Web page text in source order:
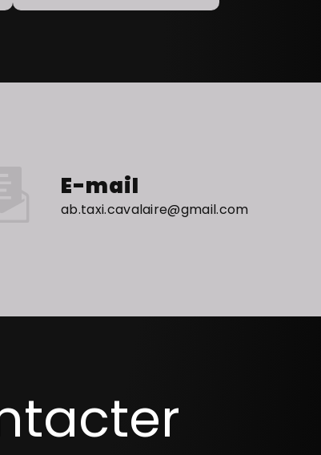
E-mail
ab.taxi.cavalaire@gmail.com